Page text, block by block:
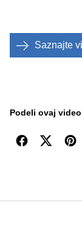
Saznajte
Podeli ovaj video